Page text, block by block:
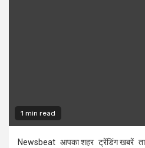
1 min read
Newsbeat आपका शहर ट्रेंडिंग खबरें